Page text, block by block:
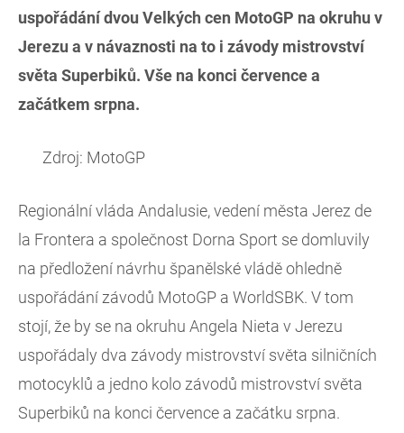
uspořádání dvou Velkých cen MotoGP na okruhu v
Jerezu a v návaznosti na to i závody mistrovství
světa Superbiků. Vše na konci července a
začátkem srpna.
Zdroj: MotoGP
Regionální vláda Andalusie, vedení města Jerez de
la Frontera a společnost Dorna Sport se domluvily
na předložení návrhu španělské vládě ohledně
uspořádání závodů MotoGP a WorldSBK. V tom
stojí, že by se na okruhu Angela Nieta v Jerezu
uspořádaly dva závody mistrovství světa silničních
motocyklů a jedno kolo závodů mistrovství světa
Superbiků na konci července a začátku srpna.